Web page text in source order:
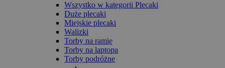
Wszystko w kategorii Plecaki
Duże plecaki
Miejskie plecaki
Walizki
Torby na ramię
Torby na laptopa
Torby podróżne